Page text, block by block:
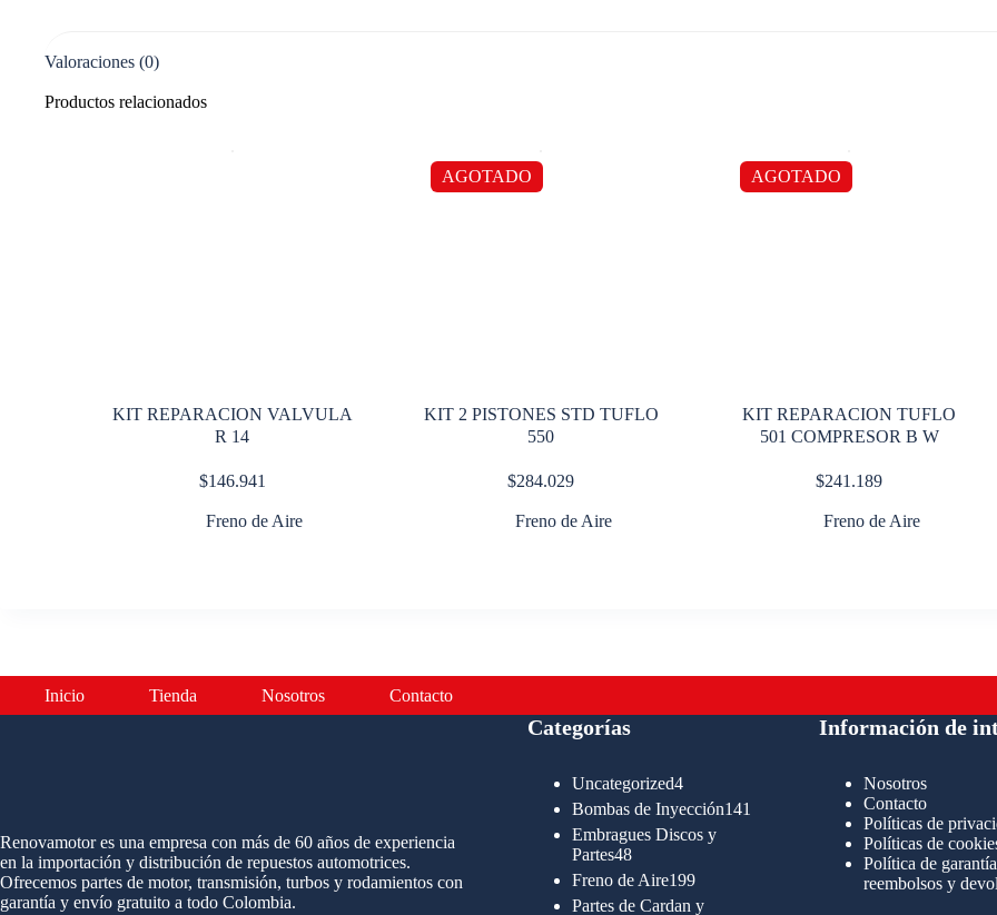
Valoraciones (0)
Productos relacionados
KIT REPARACION VALVULA
R 14
$146.941
Freno de Aire
AGOTADO
KIT 2 PISTONES STD TUFLO
550
$284.029
Freno de Aire
AGOTADO
KIT REPARACION TUFLO
501 COMPRESOR B W
$241.189
Freno de Aire
Inicio Tienda Nosotros Contacto
Renovamotor es una empresa con más de 60 años de experiencia
en la importación y distribución de repuestos automotrices.
Ofrecemos partes de motor, transmisión, turbos y rodamientos con
garantía y envío gratuito a todo Colombia.
Categorías
Uncategorized44
productos
Bombas de Inyección141
Embragues Discos y
Partes4848
productos
Freno de Aire199199
productos
Partes de Cardan y
Información de
Nosotros
Contacto
Políticas de
Políticas de
Política de
reembolsos y